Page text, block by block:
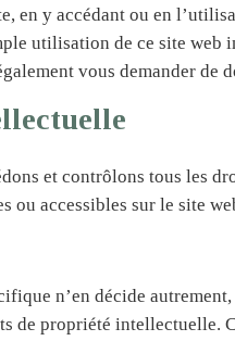
en y accédant ou en
utilisation de ce site web
vous demander de
et contrôlons tous les
ou accessibles sur le site
n’en décide
de propriété